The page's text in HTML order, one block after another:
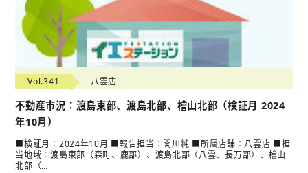
Vol.341 八雲店
不動産市況：渡島東部、渡島北部、檜山北部（検証月 2024
年10月）
■検証月：2024年10月 ■報告担当：関川純 ■所属店舗：八雲店 ■担
当地域：渡島東部（森町、鹿部）、渡島北部（八雲、長万部）、檜山
北部（…